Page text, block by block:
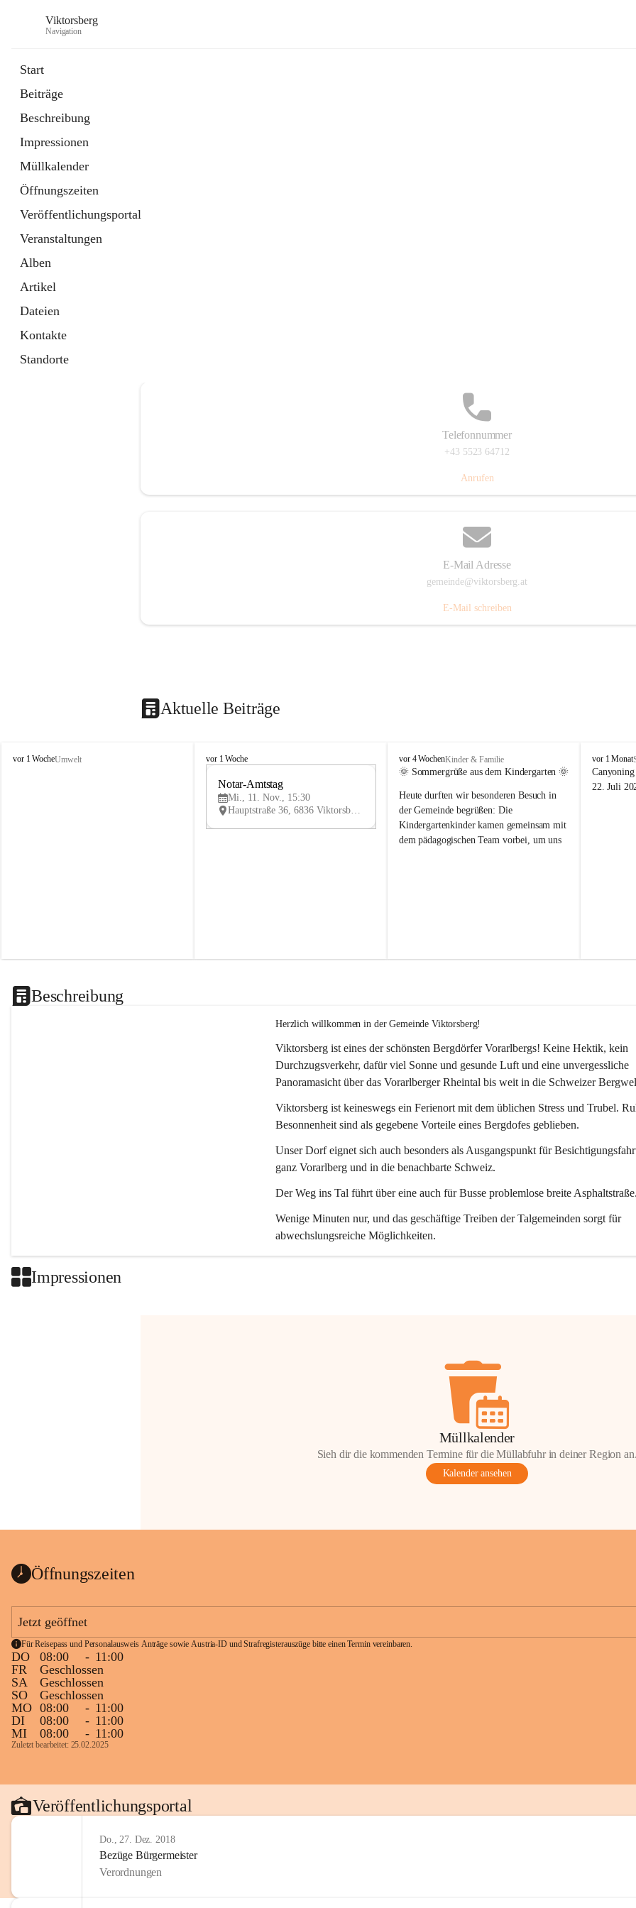
Viktorsberg
Navigation
Start
Beiträge
Beschreibung
Impressionen
Müllkalender
Öffnungszeiten
Veröffentlichungsportal
Veranstaltungen
Alben
Artikel
Dateien
Kontakte
Standorte
Telefonnummer
+43 5523 64712
Anrufen
E-Mail Adresse
gemeinde@viktorsberg.at
E-Mail schreiben
Aktuelle Beiträge
V
vor 1 WocheUmwelt
V
vor 1 Woche
V
Notar-Amtstag
Mi., 11. Nov., 15:30
Hauptstraße 36, 6836 Viktorsberg, AUT
V
i
t
o
r
s
vor 4 WochenKinder & Familie
🌞 Sommergrüße aus dem Kindergarten 🌞
Heute durften wir besonderen Besuch in
der Gemeinde begrüßen: Die
Kindergartenkinder kamen gemeinsam mit
dem pädagogischen Team vorbei, um uns
V
i
k
vor 1 Monat
22. Juli
Beschreibung
Herzlich willkommen in der Gemeinde Viktorsberg!
Viktorsberg ist eines der schönsten Bergdörfer Vorarlbergs! Keine Hektik, kein
Durchzugsverkehr, dafür viel Sonne und gesunde Luft und eine unvergessliche
Panoramasicht über das Vorarlberger Rheintal bis weit in die Schweizer
Viktorsberg ist keineswegs ein Ferienort mit dem üblichen Stress und Trubel.
Besonnenheit sind als gegebene Vorteile eines Bergdofes geblieben.
Unser Dorf eignet sich auch besonders als Ausgangspunkt für
ganz Vorarlberg und in die benachbarte Schweiz.
Der Weg ins Tal führt über eine auch für Busse problemlose breite
Wenige Minuten nur, und das geschäftige Treiben der Talgemeinden sorgt für
abwechslungsreiche Möglichkeiten.
Impressionen
Müllkalender
Sieh dir die kommenden Termine für die Müllabfuhr in deiner Region
Kalender ansehen
Öffnungszeiten
Jetzt geöffnet
Für Reisepass und Personalausweis Anträge sowie Austria-ID und Strafregisterauszüge bitte einen Termin vereinbaren.
DO 08:00 - 11:00
FR
Geschlossen
SA
Geschlossen
SO
Geschlossen
MO 08:00 - 11:00
DI
08:00 - 11:00
MI
08:00 - 11:00
Zuletzt bearbeitet: 25.02.2025
Veröffentlichungsportal
Do., 27. Dez. 2018
Bezüge Bürgermeister
Verordnungen